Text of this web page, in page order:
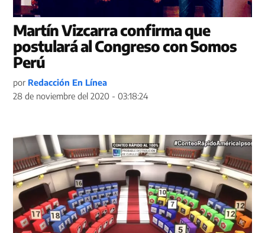
Martín Vizcarra confirma que
postulará al Congreso con Somos
Perú
por Redacción En Línea
28 de noviembre del 2020 - 03:18:24